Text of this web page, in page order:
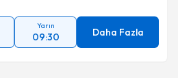
Yarın
09:30 Daha Fazla